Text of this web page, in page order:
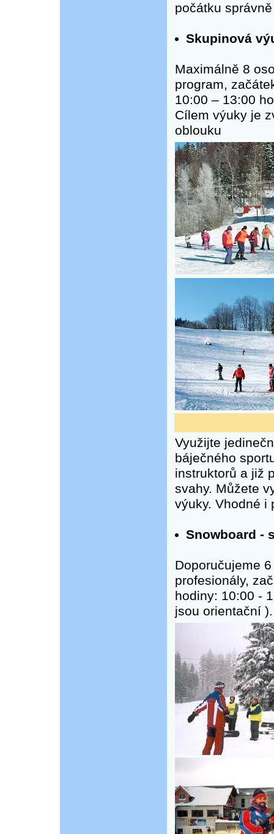
počátku
Skupinová
Maximálně 8
program,
10:00 – 13:00
Cílem výuky je
oblouku
Využijte
báječného
instruktorů a již
svahy. Můžete
výuky. Vhodné i
Snowboard -
Doporučujeme
profesionály,
hodiny: 10:00 -
jsou orientační